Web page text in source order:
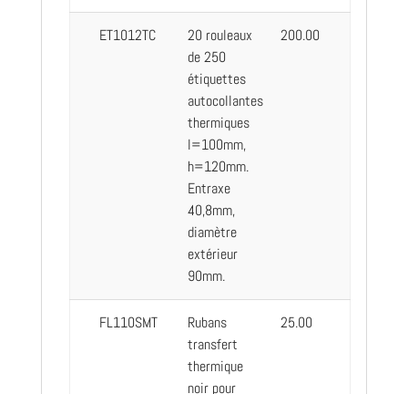
ET1012TC
20 rouleaux
de 250
étiquettes
autocollantes
thermiques
l=100mm,
h=120mm.
Entraxe
40,8mm,
diamètre
extérieur
90mm.
200.00
FL110SMT
Rubans
transfert
thermique
noir pour
25.00